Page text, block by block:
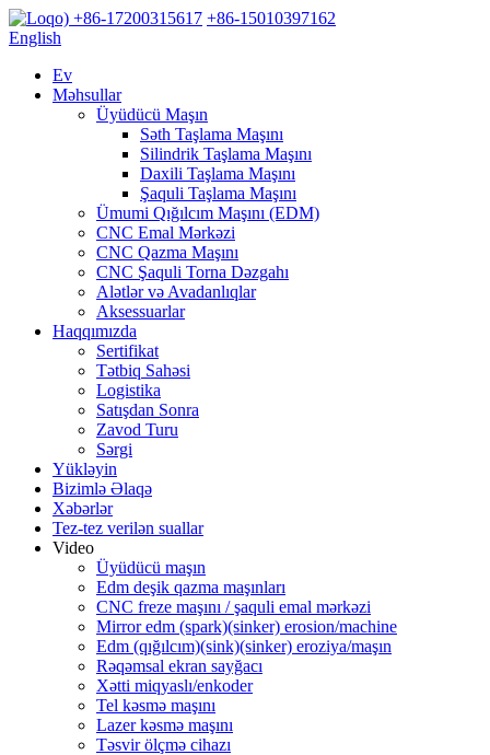
+86-17200315617 +86-15010397162
English
Ev
Məhsullar
Üyüdücü Maşın
Səth Taşlama Maşını
Silindrik Taşlama Maşını
Daxili Taşlama Maşını
Şaquli Taşlama Maşını
Ümumi Qığılcım Maşını (EDM)
CNC Emal Mərkəzi
CNC Qazma Maşını
CNC Şaquli Torna Dəzgahı
Alətlər və Avadanlıqlar
Aksessuarlar
Haqqımızda
Sertifikat
Tətbiq Sahəsi
Logistika
Satışdan Sonra
Zavod Turu
Sərgi
Yükləyin
Bizimlə Əlaqə
Xəbərlər
Tez-tez verilən suallar
Video
Üyüdücü maşın
Edm deşik qazma maşınları
CNC freze maşını / şaquli emal mərkəzi
Mirror edm (spark)(sinker) erosion/machine
Edm (qığılcım)(sink)(sinker) eroziya/maşın
Rəqəmsal ekran sayğacı
Xətti miqyaslı/enkoder
Tel kəsmə maşını
Lazer kəsmə maşını
Təsvir ölçmə cihazı